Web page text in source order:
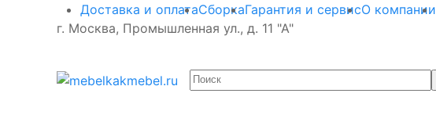
Доставка и оплатаСборкаГарантия и сервисО компании
г. Москва, Промышленная ул., д. 11 "А"